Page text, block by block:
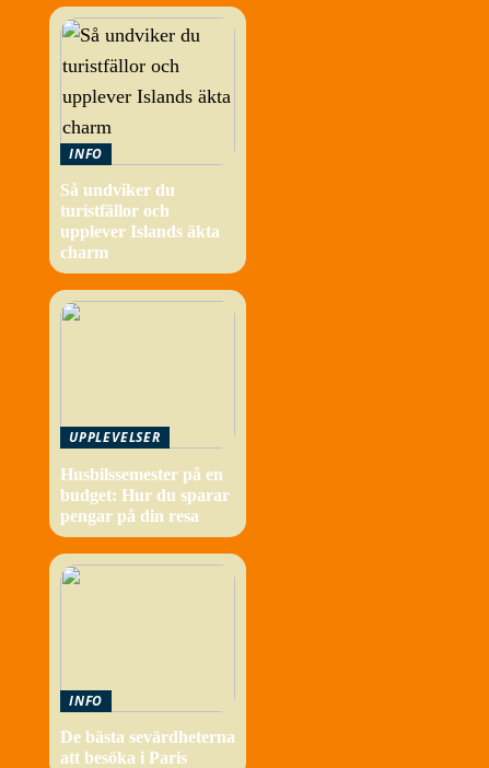
INFO
Så undviker du
turistfällor och
upplever Islands äkta
charm
UPPLEVELSER
Husbilssemester på en
budget: Hur du sparar
pengar på din resa
INFO
De bästa sevärdheterna
att besöka i Paris